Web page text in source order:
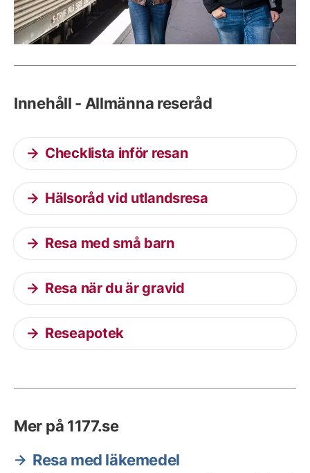
Innehåll - Allmänna reseråd
Checklista inför resan
Hälsoråd vid utlandsresa
Resa med små barn
Resa när du är gravid
Reseapotek
Mer på 1177.se
Resa med läkemedel